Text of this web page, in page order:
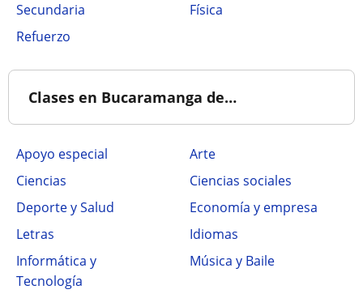
Secundaria
Física
Refuerzo
Clases en Bucaramanga de…
Apoyo especial
Arte
Ciencias
Ciencias sociales
Deporte y Salud
Economía y empresa
Letras
Idiomas
Informática y
Tecnología
Música y Baile